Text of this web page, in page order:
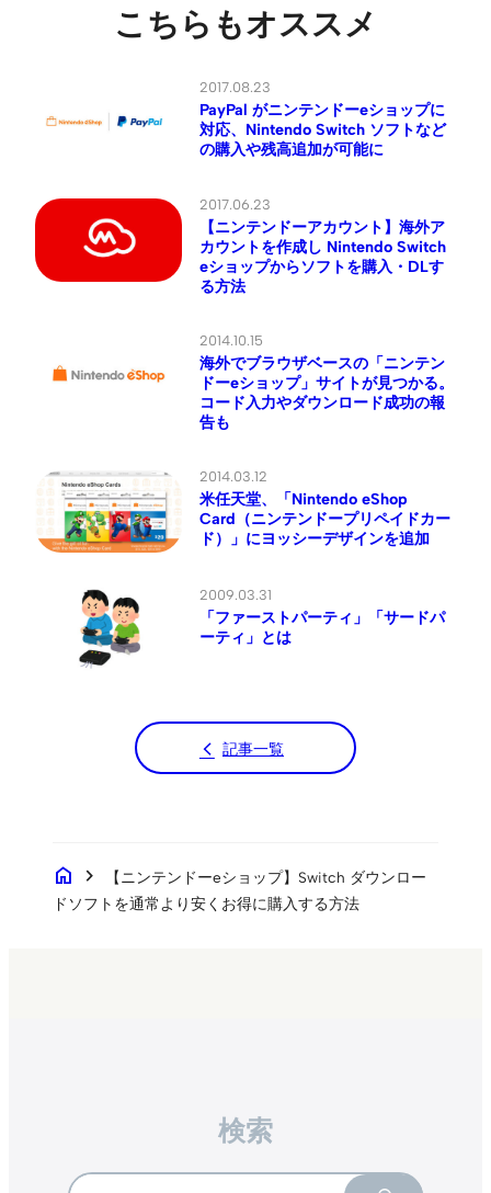
こちらもオススメ
2017.08.23
PayPal がニンテンドーeショップに
対応、Nintendo Switch ソフトなど
の購入や残高追加が可能に
2017.06.23
【ニンテンドーアカウント】海外ア
カウントを作成し Nintendo Switch
eショップからソフトを購入・DLす
る方法
2014.10.15
海外でブラウザベースの「ニンテン
ドーeショップ」サイトが見つかる。
コード入力やダウンロード成功の報
告も
2014.03.12
米任天堂、「Nintendo eShop
Card（ニンテンドープリペイドカー
ド）」にヨッシーデザインを追加
2009.03.31
「ファーストパーティ」「サードパ
ーティ」とは
記事一覧
home chevron_right
【ニンテンドーeショップ】Switch ダウンロー
ドソフトを通常より安くお得に購入する方法
検索